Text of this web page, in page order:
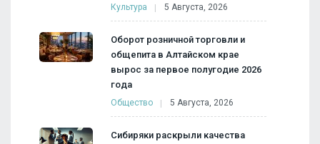
Культура 5 Августа, 2026
Оборот розничной торговли и
общепита в Алтайском крае
вырос за первое полугодие 2026
года
Общество 5 Августа, 2026
Сибиряки раскрыли качества